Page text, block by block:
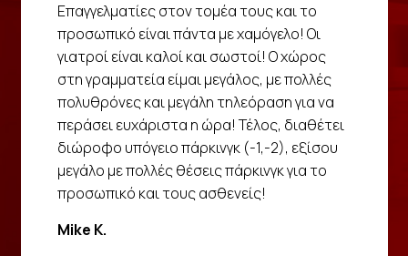
Επαγγελματίες στον τομέα τους και το
προσωπικό είναι πάντα με χαμόγελο! Οι
γιατροί είναι καλοί και σωστοί! Ο χώρος
στη γραμματεία είμαι μεγάλος, με πολλές
πολυθρόνες και μεγάλη τηλεόραση για να
περάσει ευχάριστα η ώρα! Τέλος, διαθέτει
διώροφο υπόγειο πάρκινγκ (-1,-2), εξίσου
μεγάλο με πολλές θέσεις πάρκινγκ για το
προσωπικό και τους ασθενείς!
Mike K.